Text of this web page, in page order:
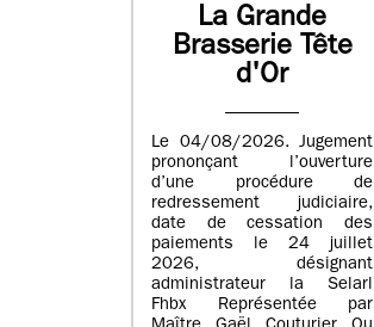
La Grande
Brasserie Tête
d'Or
Le 04/08/2026. Jugement
prononçant l’ouverture
d’une procédure de
redressement judiciaire,
date de cessation des
paiements le 24 juillet
2026, désignant
administrateur la Selarl
Fhbx Représentée par